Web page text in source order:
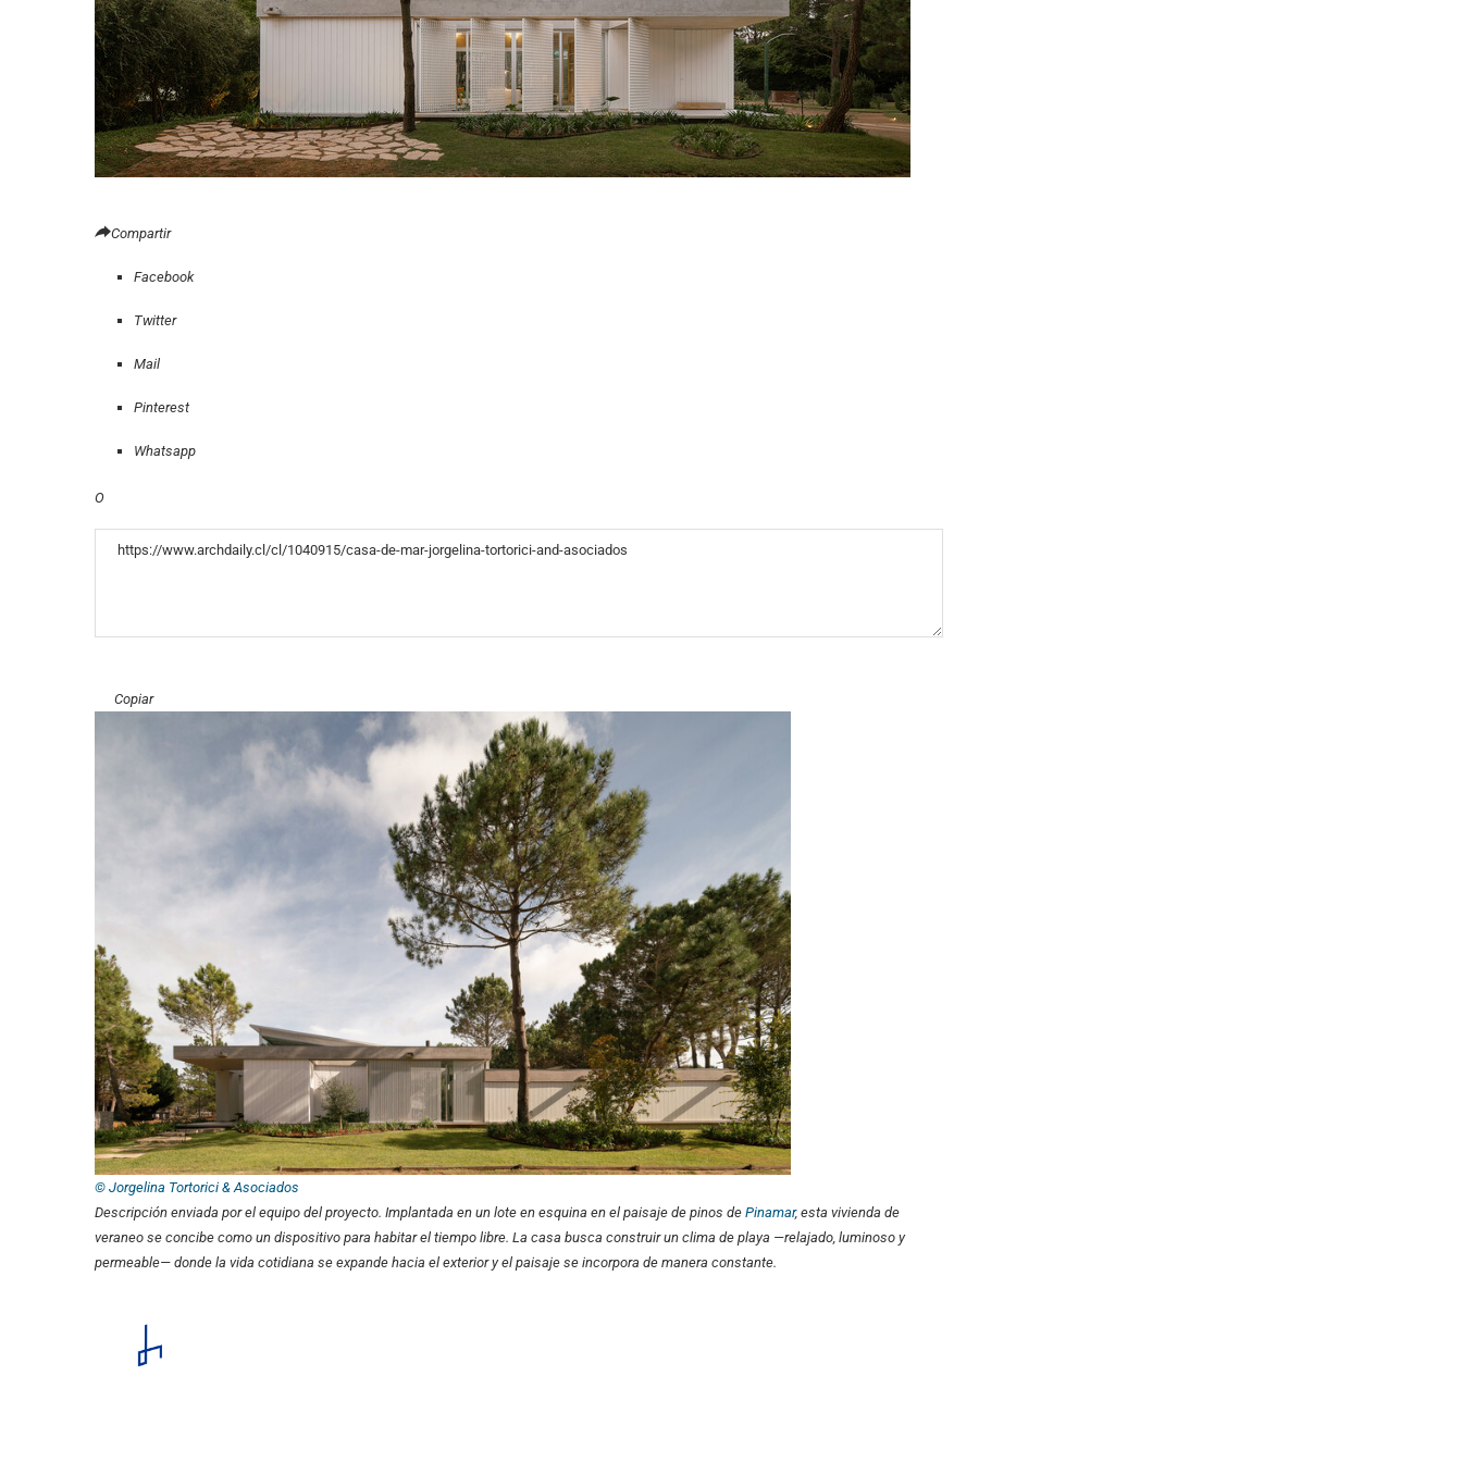
Compartir
Facebook
Twitter
Mail
Pinterest
Whatsapp
O
Copiar
© Jorgelina Tortorici & Asociados
Descripción enviada por el equipo del proyecto. Implantada en un lote en esquina en el paisaje de pinos de Pinamar, esta vivienda de
veraneo se concibe como un dispositivo para habitar el tiempo libre. La casa busca construir un clima de playa —relajado, luminoso y
permeable— donde la vida cotidiana se expande hacia el exterior y el paisaje se incorpora de manera constante.